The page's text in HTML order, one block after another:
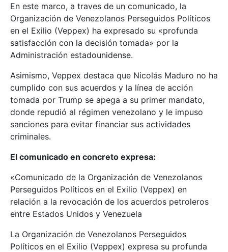
En este marco, a traves de un comunicado, la
Organización de Venezolanos Perseguidos Políticos
en el Exilio (Veppex) ha expresado su «profunda
satisfacción con la decisión tomada» por la
Administración estadounidense.
Asimismo, Veppex destaca que Nicolás Maduro no ha
cumplido con sus acuerdos y la línea de acción
tomada por Trump se apega a su primer mandato,
donde repudió al régimen venezolano y le impuso
sanciones para evitar financiar sus actividades
criminales.
El comunicado en concreto expresa:
«Comunicado de la Organización de Venezolanos
Perseguidos Políticos en el Exilio (Veppex) en
relación a la revocación de los acuerdos petroleros
entre Estados Unidos y Venezuela
La Organización de Venezolanos Perseguidos
Políticos en el Exilio (Veppex) expresa su profunda